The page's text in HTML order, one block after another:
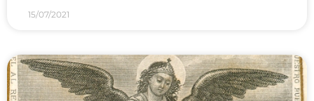
15/07/2021